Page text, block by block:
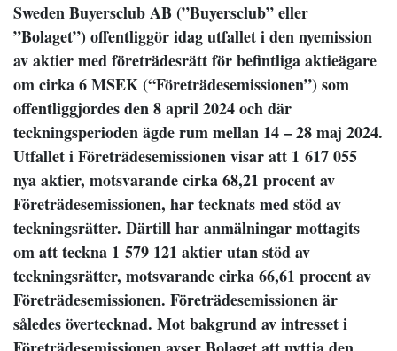
Sweden Buyersclub AB (”Buyersclub” eller
”Bolaget”) offentliggör idag utfallet i den nyemission
av aktier med företrädesrätt för befintliga aktieägare
om cirka 6 MSEK (“Företrädesemissionen”) som
offentliggjordes den 8 april 2024 och där
teckningsperioden ägde rum mellan 14 – 28 maj 2024.
Utfallet i Företrädesemissionen visar att 1 617 055
nya aktier, motsvarande cirka 68,21 procent av
Företrädesemissionen, har tecknats med stöd av
teckningsrätter. Därtill har anmälningar mottagits
om att teckna 1 579 121 aktier utan stöd av
teckningsrätter, motsvarande cirka 66,61 procent av
Företrädesemissionen. Företrädesemissionen är
således övertecknad. Mot bakgrund av intresset i